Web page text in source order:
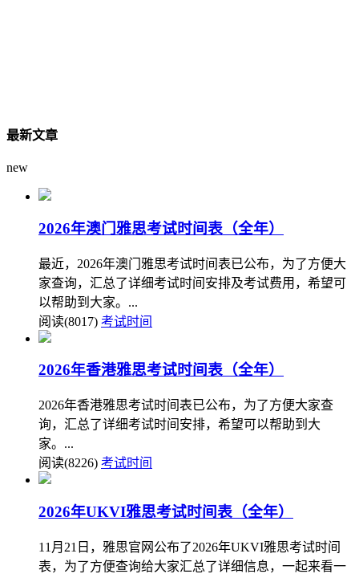
最新文章
new
2026年澳门雅思考试时间表（全年）
最近，2026年澳门雅思考试时间表已公布，为了方便大
家查询，汇总了详细考试时间安排及考试费用，希望可
以帮助到大家。...
阅读(8017) 考试时间
2026年香港雅思考试时间表（全年）
2026年香港雅思考试时间表已公布，为了方便大家查
询，汇总了详细考试时间安排，希望可以帮助到大
家。...
阅读(8226) 考试时间
2026年UKVI雅思考试时间表（全年）
11月21日，雅思官网公布了2026年UKVI雅思考试时间
表，为了方便查询给大家汇总了详细信息，一起来看一